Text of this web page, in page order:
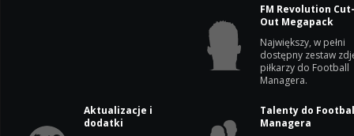
FM Revolution
Out Megapack
Największy, w pełni
dostępny zestaw
piłkarzy do Football
Managera.
Aktualizacje i
dodatki
Talenty do
Managera